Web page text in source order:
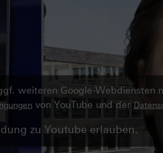
weiteren Google-Webdiensten
von YouTube und der
zu Youtube erlauben.